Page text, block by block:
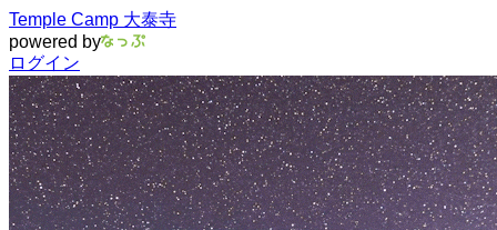
Temple Camp 大泰寺
powered by
ログイン